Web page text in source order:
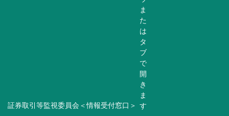
証券取引等監視委員会＜情報受付窓口＞